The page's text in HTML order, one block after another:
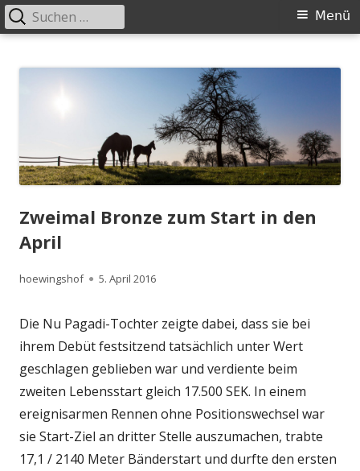
zum
Primäres
Menü
Suchen
nach:
Zweimal Bronze zum Start in den
April
Autor
hoewingshof
Veröffentlicht
5. April 2016
Die Nu Pagadi-Tochter zeigte dabei, dass sie bei
ihrem Debüt festsitzend tatsächlich unter Wert
geschlagen geblieben war und verdiente beim
zweiten Lebensstart gleich 17.500 SEK. In einem
ereignisarmen Rennen ohne Positionswechsel war
sie Start-Ziel an dritter Stelle auszumachen, trabte
17,1 / 2140 Meter Bänderstart und durfte den ersten